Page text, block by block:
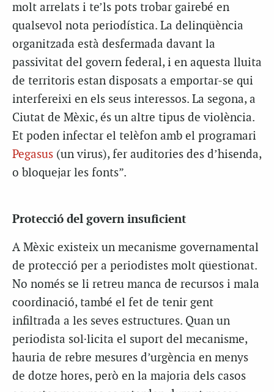
molt arrelats i te’ls pots trobar gairebé en
qualsevol nota periodística. La delinqüència
organitzada està desfermada davant la
passivitat del govern federal, i en aquesta lluita
de territoris estan disposats a emportar-se qui
interfereixi en els seus interessos. La segona, a
Ciutat de Mèxic, és un altre tipus de violència.
Et poden infectar el telèfon amb el programari
Pegasus (un virus), fer auditories des d’hisenda,
o bloquejar les fonts”.
Protecció del govern insuficient
A Mèxic existeix un mecanisme governamental
de protecció per a periodistes molt qüestionat.
No només se li retreu manca de recursos i mala
coordinació, també el fet de tenir gent
infiltrada a les seves estructures. Quan un
periodista sol·licita el suport del mecanisme,
hauria de rebre mesures d’urgència en menys
de dotze hores, però en la majoria dels casos